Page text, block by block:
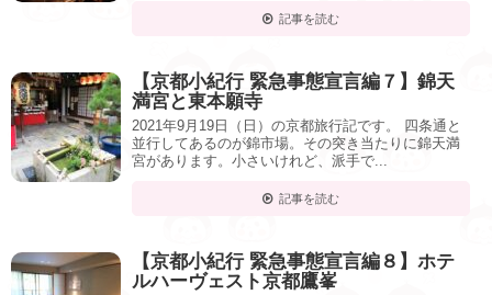
記事を読む
【京都小紀行 緊急事態宣言編７】錦天
満宮と東本願寺
2021年9月19日（日）の京都旅行記です。 四条通と
並行してあるのが錦市場。その突き当たりに錦天満
宮があります。小さいけれど、派手で...
記事を読む
【京都小紀行 緊急事態宣言編８】ホテ
ルハーヴェスト京都鷹峯